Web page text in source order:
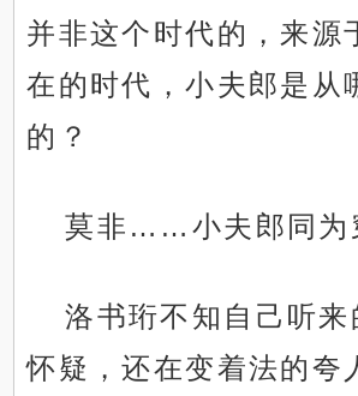
并非这个时代的，来源
在的时代，小夫郎是从
的？
莫非……小夫郎同为
洛书珩不知自己听来
怀疑，还在变着法的夸